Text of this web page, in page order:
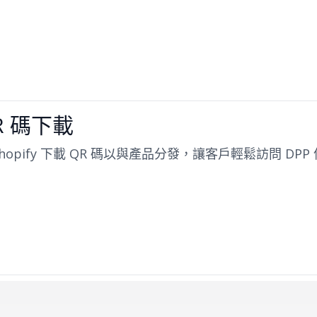
碼下載
下載 QR 碼以與產品分發，讓客戶輕鬆訪問 DPP